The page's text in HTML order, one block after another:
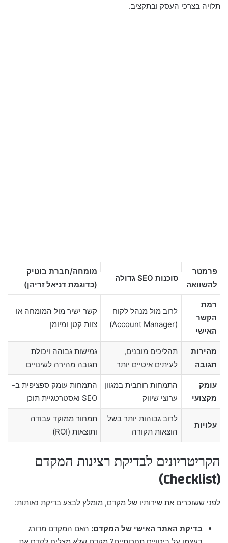
תלויה בצרכי העסק ובתקציב.
פרמטר
להשוואה
סוכנות SEO גדולה
מומחה/חברת בוטיק
(כדוגמת דניאל זריהן)
רמת
הקשר
האישי
לרוב מול מנהל לקוח
(Account Manager)
קשר ישיר מול המומחה או
צוות קטן ומיומן
מהירות
תגובה
תהליכים מובנים,
לעיתים איטיים יותר
גמישות גבוהה ויכולת
תגובה מהירה לשינויים
עומק
מקצועי
התמחות רוחבית במגוון
ערוצי שיווק
התמחות עומק ספציפית ב-
SEO ואסטרטגיית תוכן
עלויות
לרוב גבוהות יותר בשל
הוצאות תקורה
תמחור ממוקד עבודה
ותוצאות (ROI)
הקריטריונים לבדיקת רצינות המקדם
(Checklist)
לפני ששוכרים את שירותיו של מקדם, מומלץ לבצע בדיקת נאותות:
בדיקת האתר האישי של המקדם: האם המקדם מדורג